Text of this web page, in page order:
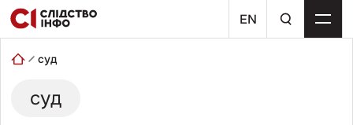
Skip
to
content
EN
пошуковий
запит
суд
суд